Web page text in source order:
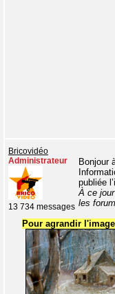
Bricovidéo
Administrateur
13 734 messages
Bonjour
publiée
À ce
les
Pour agrandir